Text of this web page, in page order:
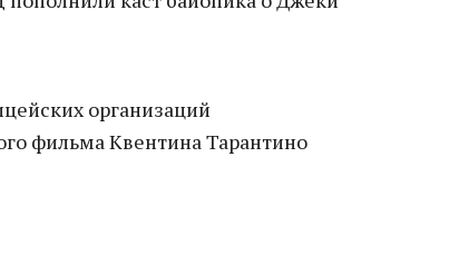
организаций
фильма Квентина Тарантино